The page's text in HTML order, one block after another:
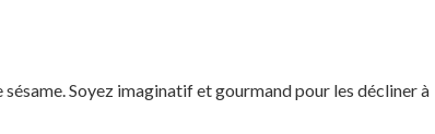
sésame. Soyez imaginatif et gourmand pour les décliner à